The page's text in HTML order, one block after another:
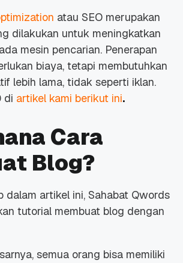
atau SEO merupakan
dilakukan untuk meningkatkan
mesin pencarian. Penerapan
biaya, tetapi membutuhkan
lebih lama, tidak seperti iklan.
di artikel kami berikut ini.
Cara
Blog?
dalam artikel ini, Sahabat Qwords
tutorial membuat blog dengan
semua orang bisa memiliki